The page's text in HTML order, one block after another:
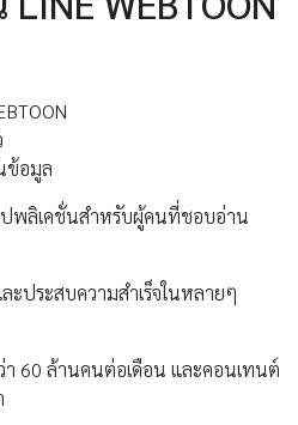
ข้อมูล
พลิเคชั่นสำหรับผู้คนที่ชอบอ่าน
ะประสบความสำเร็จในหลายๆ
60 ล้านคนต่อเดือน และคอนเทนต์